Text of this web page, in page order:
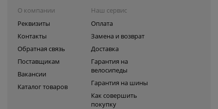
О компании
Реквизиты
Контакты
Обратная связь
Поставщикам
Вакансии
Каталог товаров
Наш сервис
Оплата
Замена и возврат
Доставка
Гарантия на
велосипеды
Гарантия на шины
Как совершить
покупку